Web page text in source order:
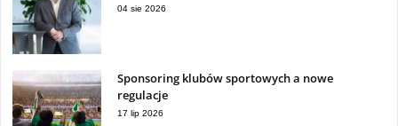
04 sie 2026
Sponsoring klubów sportowych a nowe
regulacje
17 lip 2026